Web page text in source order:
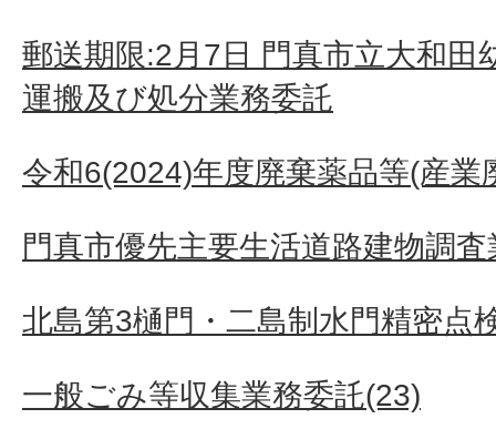
郵送期限:2月7日 門真市立大和田
運搬及び処分業務委託
令和6(2024)年度廃棄薬品等(産業
門真市優先主要生活道路建物調
北島第3樋門・二島制水門精密点
一般ごみ等収集業務委託(23)